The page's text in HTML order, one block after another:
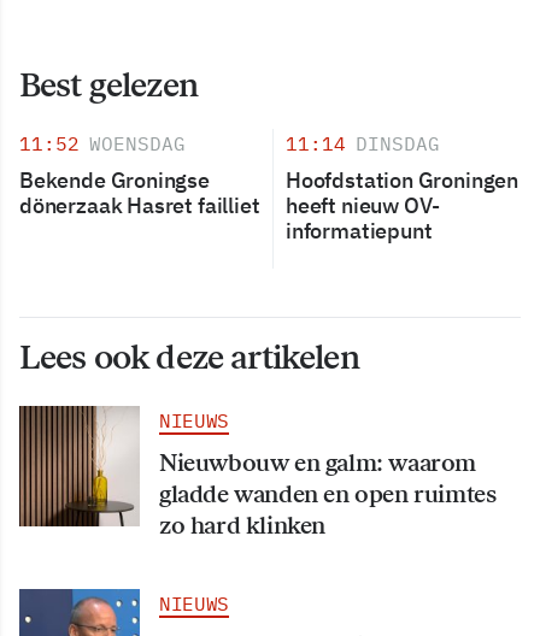
Best gelezen
11:52 WOENSDAG
Bekende Groningse
dönerzaak Hasret failliet
11:14 DINSDAG
Hoofdstation Groningen
heeft nieuw OV-
informatiepunt
Lees ook deze artikelen
NIEUWS
Nieuwbouw en galm: waarom
gladde wanden en open ruimtes
zo hard klinken
NIEUWS